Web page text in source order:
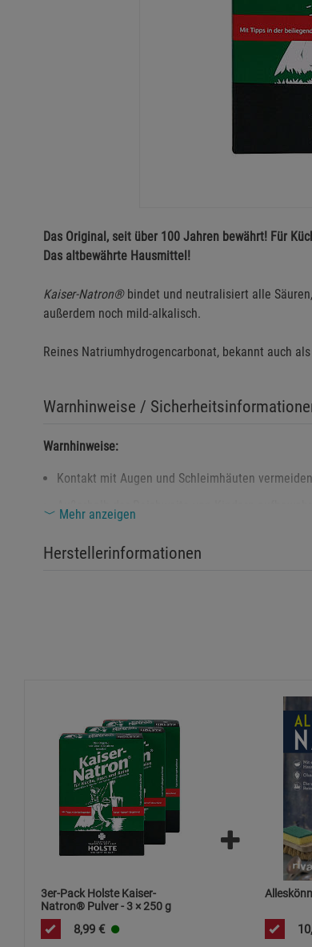
Das Original, seit über 100 Jahren bewährt! Für
Das altbewährte Hausmittel!
Kaiser-Natron®bindet und neutralisiert alle
außerdem noch mild-alkalisch.
Reines Natriumhydrogencarbonat, bekannt auch
Warnhinweise /
Warnhinweise:
Kontakt mit Augen und Schleimhäuten
Außerhalb der Reichweite von Kindern
Reagiert mit Säuren – Vorsicht bei der Mischung
Bei Verschlucken großer Mengen oder
Umweltgerechte Entsorgung: Verpackung
Vielseitige Anwendung: Für Küche, Haus und
Produkt ist reines Natriumhydrogencarbonat,
Für gesundheitliche Anwendungen nur nach
Mehr anzeigen
Herstellerinformationen
3er-Pack Holste Kaiser-
Natron® Pulver - 3 × 250 g
8,99 €